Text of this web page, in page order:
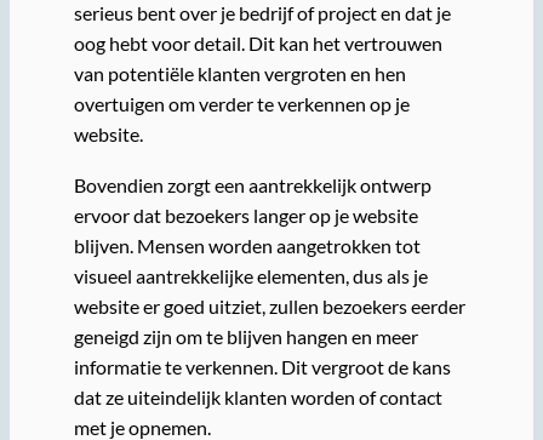
serieus bent over je bedrijf of project en dat je
oog hebt voor detail. Dit kan het vertrouwen
van potentiële klanten vergroten en hen
overtuigen om verder te verkennen op je
website.
Bovendien zorgt een aantrekkelijk ontwerp
ervoor dat bezoekers langer op je website
blijven. Mensen worden aangetrokken tot
visueel aantrekkelijke elementen, dus als je
website er goed uitziet, zullen bezoekers eerder
geneigd zijn om te blijven hangen en meer
informatie te verkennen. Dit vergroot de kans
dat ze uiteindelijk klanten worden of contact
met je opnemen.